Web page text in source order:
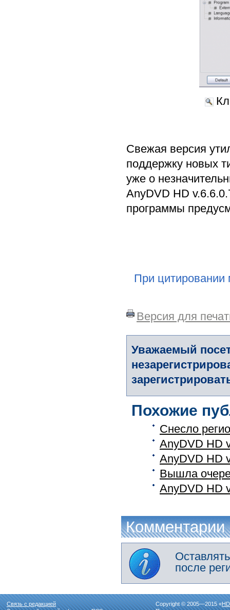
Свежая версия
поддержку новых
уже о
AnyDVD HD
программы
При цитировании
Версия для
Уважаемый
Похожие
Снесло
AnyDVD HD
AnyDVD HD
Вышла
AnyDVD HD
Комментарии
после
Связь с редакцией
Copyright © 2005—2015 «